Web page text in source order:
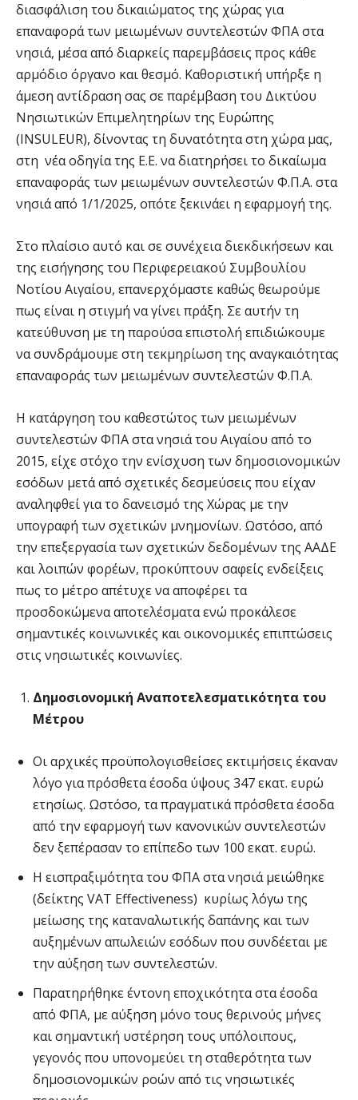
διασφάλιση του δικαιώματος της χώρας για
επαναφορά των μειωμένων συντελεστών ΦΠΑ στα
νησιά, μέσα από διαρκείς παρεμβάσεις προς κάθε
αρμόδιο όργανο και θεσμό. Καθοριστική υπήρξε η
άμεση αντίδραση σας σε παρέμβαση του Δικτύου
Νησιωτικών Επιμελητηρίων της Ευρώπης
(INSULEUR), δίνοντας τη δυνατότητα στη χώρα μας,
στη νέα οδηγία της Ε.Ε. να διατηρήσει το δικαίωμα
επαναφοράς των μειωμένων συντελεστών Φ.Π.Α. στα
νησιά από 1/1/2025, οπότε ξεκινάει η εφαρμογή της.
Στο πλαίσιο αυτό και σε συνέχεια διεκδικήσεων και
της εισήγησης του Περιφερειακού Συμβουλίου
Νοτίου Αιγαίου, επανερχόμαστε καθώς θεωρούμε
πως είναι η στιγμή να γίνει πράξη. Σε αυτήν τη
κατεύθυνση με τη παρούσα επιστολή επιδιώκουμε
να συνδράμουμε στη τεκμηρίωση της αναγκαιότητας
επαναφοράς των μειωμένων συντελεστών Φ.Π.Α.
Η κατάργηση του καθεστώτος των μειωμένων
συντελεστών ΦΠΑ στα νησιά του Αιγαίου από το
2015, είχε στόχο την ενίσχυση των δημοσιονομικών
εσόδων μετά από σχετικές δεσμεύσεις που είχαν
αναληφθεί για το δανεισμό της Χώρας με την
υπογραφή των σχετικών μνημονίων. Ωστόσο, από
την επεξεργασία των σχετικών δεδομένων της ΑΑΔΕ
και λοιπών φορέων, προκύπτουν σαφείς ενδείξεις
πως το μέτρο απέτυχε να αποφέρει τα
προσδοκώμενα αποτελέσματα ενώ προκάλεσε
σημαντικές κοινωνικές και οικονομικές επιπτώσεις
στις νησιωτικές κοινωνίες.
Δημοσιονομική Αναποτελεσματικότητα του
Μέτρου
Οι αρχικές προϋπολογισθείσες εκτιμήσεις έκαναν
λόγο για πρόσθετα έσοδα ύψους 347 εκατ. ευρώ
ετησίως. Ωστόσο, τα πραγματικά πρόσθετα έσοδα
από την εφαρμογή των κανονικών συντελεστών
δεν ξεπέρασαν το επίπεδο των 100 εκατ. ευρώ.
Η εισπραξιμότητα του ΦΠΑ στα νησιά μειώθηκε
(δείκτης VAT Effectiveness) κυρίως λόγω της
μείωσης της καταναλωτικής δαπάνης και των
αυξημένων απωλειών εσόδων που συνδέεται με
την αύξηση των συντελεστών.
Παρατηρήθηκε έντονη εποχικότητα στα έσοδα
από ΦΠΑ, με αύξηση μόνο τους θερινούς μήνες
και σημαντική υστέρηση τους υπόλοιπους,
γεγονός που υπονομεύει τη σταθερότητα των
δημοσιονομικών ροών από τις νησιωτικές